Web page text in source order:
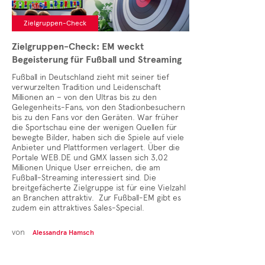
Zielgruppen-Check
Zielgruppen-Check: EM weckt
Begeisterung für Fußball und Streaming
Fußball in Deutschland zieht mit seiner tief
verwurzelten Tradition und Leidenschaft
Millionen an – von den Ultras bis zu den
Gelegenheits-Fans, von den Stadionbesuchern
bis zu den Fans vor den Geräten. War früher
die Sportschau eine der wenigen Quellen für
bewegte Bilder, haben sich die Spiele auf viele
Anbieter und Plattformen verlagert. Über die
Portale WEB.DE und GMX lassen sich 3,02
Millionen Unique User erreichen, die am
Fußball-Streaming interessiert sind. Die
breitgefächerte Zielgruppe ist für eine Vielzahl
an Branchen attraktiv. Zur Fußball-EM gibt es
zudem ein attraktives Sales-Special.
von Alessandra Hamsch